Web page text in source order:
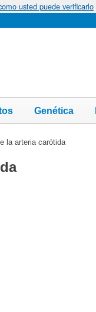
usted puede verificarlo
Genética
la arteria carótida